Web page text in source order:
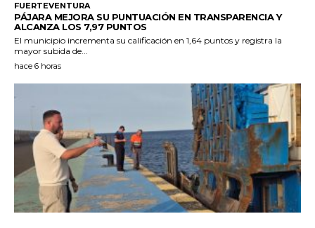
FUERTEVENTURA
PÁJARA MEJORA SU PUNTUACIÓN EN TRANSPARENCIA Y
ALCANZA LOS 7,97 PUNTOS
El municipio incrementa su calificación en 1,64 puntos y registra la
mayor subida de...
hace 6 horas